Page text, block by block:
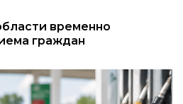
временно
граждан